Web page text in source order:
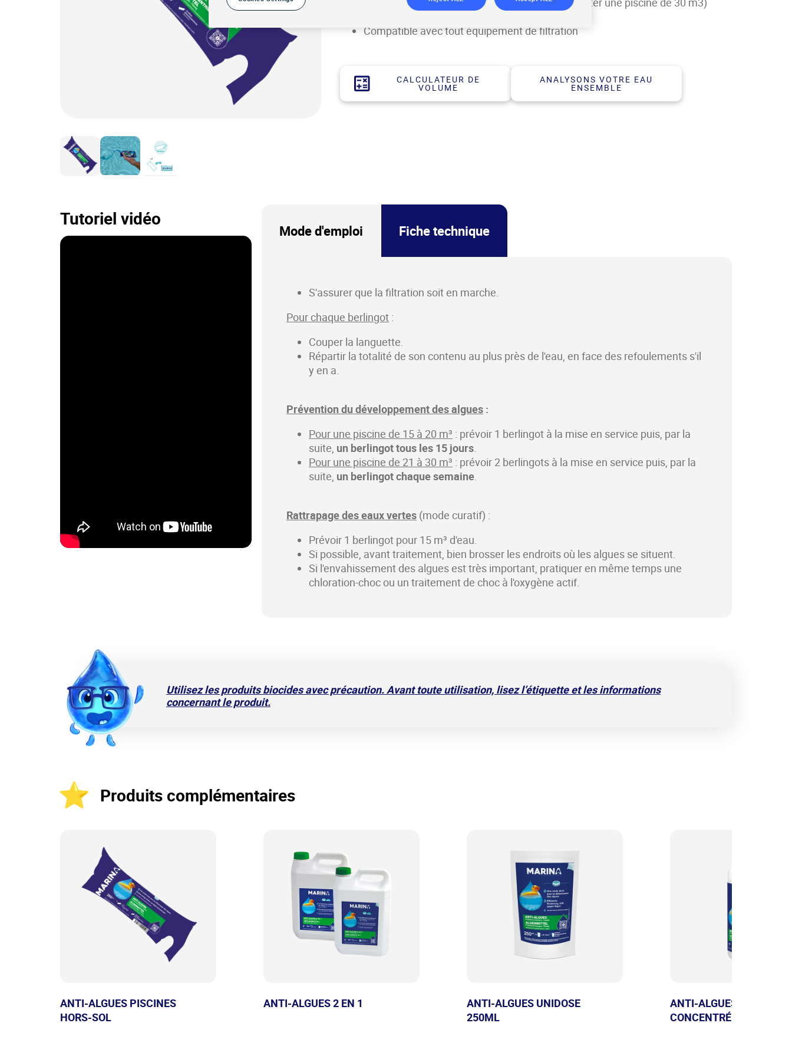
Compatible avec tout équipement de filtration
CALCULATEUR DE
VOLUME
ANALYSONS VOTRE EAU
ENSEMBLE
Tutoriel vidéo
Mode d'emploi Fiche technique
S'assurer que la filtration soit en marche.
Pour chaque berlingot :
Couper la languette.
Répartir la totalité de son contenu au plus près de l'eau, en face des refoulements s'il
y en a.
Prévention du développement des algues :
Pour une piscine de 15 à 20 m³ : prévoir 1 berlingot à la mise en service puis, par la
suite, un berlingot tous les 15 jours.
Pour une piscine de 21 à 30 m³ : prévoir 2 berlingots à la mise en service puis, par la
suite, un berlingot chaque semaine.
Rattrapage des eaux vertes (mode curatif) :
Prévoir 1 berlingot pour 15 m³ d'eau.
Si possible, avant traitement, bien brosser les endroits où les algues se situent.
Si l'envahissement des algues est très important, pratiquer en même temps une
chloration-choc ou un traitement de choc à l'oxygène actif.
Utilisez les produits biocides avec précaution. Avant toute utilisation, lisez l’étiquette et les informations
concernant le produit.
Produits complémentaires
ANTI-ALGUES PISCINES
HORS-SOL
ANTI-ALGUES 2 EN 1
ANTI-ALGUES UNIDOSE
250ML
ANTI-ALGUES ULTRA
CONCENTRÉ